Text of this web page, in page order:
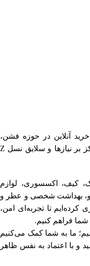
آنلاین در حوزه فشن،
استایل، زیبایی و سلامت است که با تمرکز بر نیازها و سلایق نسل Z
کیف، اکسسوری، لوازم
بهداشت شخصی و عطر و
کرده‌ایم تا تجربه‌ای امن،
شما فراهم کنیم.
ما به شما کمک می‌کنیم
و با اعتماد به‌ نفس ظاهر